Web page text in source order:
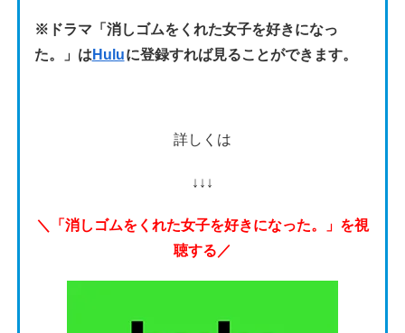
※ドラマ「消しゴムをくれた女子を好きになっ
た。」は Huluに登録すれば見ることができます。
詳しくは
↓↓↓
＼「消しゴムをくれた女子を好きになった。」を視
聴する／